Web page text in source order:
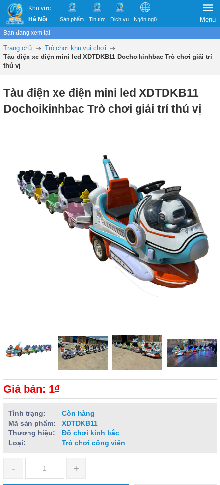
Khu vực
Hà Nội
Sản phẩm Tin tức Dịch vụ Ngôn ngữ Menu
Bạn đang xem tại
Trang chủ
Trò chơi khu vui chơi
Tàu điện xe điện mini led XDTDKB11 Dochoikinhbac Trò chơi giải trí
thú vị
Tàu điện xe điện mini led XDTDKB11
Dochoikinhbac Trò chơi giải trí thú vị
Giá bán: 1₫
Tình trạng:
Còn hàng
Mã sản phẩm:
XDTDKB11
Thương hiệu:
Đồ chơi kinh bắc
Loại:
Trò chơi công viên
- +